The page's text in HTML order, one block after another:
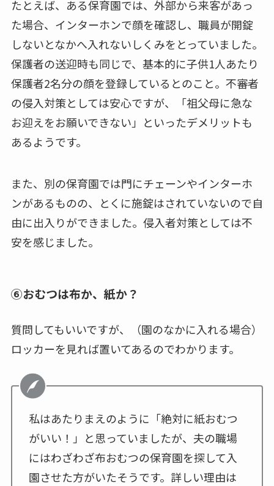
たとえば、ある保育園では、外部から来客があっ
た場合、インターホンで顔を確認し、職員が開錠
しないとなかへ入れないしくみをとっていました。
保護者の送迎時も同じで、基本的に子供1人あたり
保護者2名分の顔を登録しているとのこと。不審者
の侵入対策としては安心ですが、「祖父母に急な
お迎えをお願いできない」といったデメリットも
あるようです。
また、別の保育園では門にチェーンやインターホ
ンがあるものの、とくに施錠はされていないので自
由に出入りができました。侵入者対策としては不
安を感じました。
⑥おむつは布か、紙か？
質問してもいいですが、（園のなかに入れる場合）
ロッカーを見れば置いてあるのでわかります。
私はあたりまえのように「絶対に紙おむつ
がいい！」と思っていましたが、夫の職場
にはわざわざ布おむつの保育園を探して入
園させた方がいたそうです。詳しい理由は